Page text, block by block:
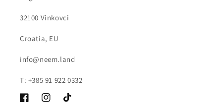
32100 Vinkovci
Croatia, EU
info@neem.land
T: +385 91 922 0332
FacebookInstagramTikTok